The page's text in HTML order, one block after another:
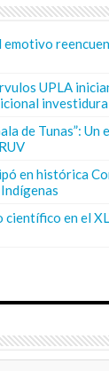
emotivo
UPLA
investidura
de Tunas”:
en histórica
científico en el